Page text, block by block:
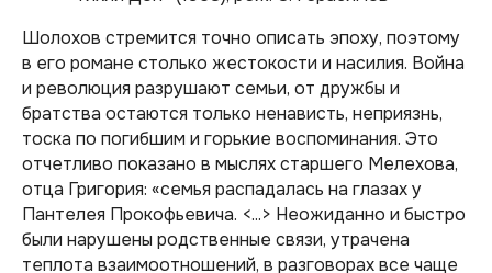
Шолохов стремится точно описать эпоху, поэтому
в его романе столько жестокости и насилия. Война
и революция разрушают семьи, от дружбы и
братства остаются только ненависть, неприязнь,
тоска по погибшим и горькие воспоминания. Это
отчетливо показано в мыслях старшего Мелехова,
отца Григория: «семья распадалась на глазах у
Пантелея Прокофьевича. <...> Неожиданно и быстро
были нарушены родственные связи, утрачена
теплота взаимоотношений, в разговорах все чаще